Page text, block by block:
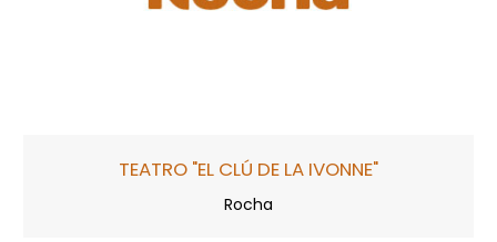
TEATRO "EL CLÚ DE LA IVONNE"
Rocha